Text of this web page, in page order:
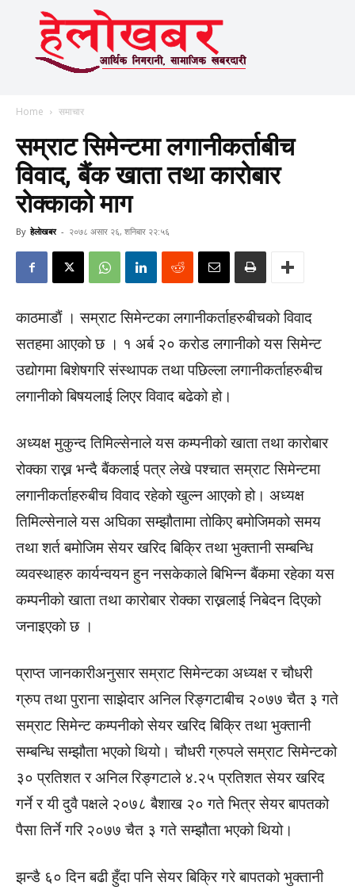
Home समाचार
सम्राट सिमेन्टमा लगानीकर्ताबीच
विवाद, बैंक खाता तथा कारोबार
रोक्काको माग
By हेलाेखबर - २०७८ असार २६, शनिबार २२:५६
काठमाडाैं । सम्राट सिमेन्टका लगानीकर्ताहरुबीचको विवाद
सतहमा आएको छ । १ अर्ब २० करोड लगानीको यस सिमेन्ट
उद्योगमा बिशेषगरि संस्थापक तथा पछिल्ला लगानीकर्ताहरुबीच
लगानीको बिषयलाई लिएर विवाद बढेको हो।
अध्यक्ष मुकुन्द तिमिल्सेनाले यस कम्पनीको खाता तथा कारोबार
रोक्का राख्न भन्दै बैंकलाई पत्र लेखे पश्चात सम्राट सिमेन्टमा
लगानीकर्ताहरुबीच विवाद रहेको खुल्न आएको हो। अध्यक्ष
तिमिल्सेनाले यस अघिका सम्झौतामा तोकिए बमोजिमको समय
तथा शर्त बमोजिम सेयर खरिद बिक्रि तथा भुक्तानी सम्बन्धि
व्यवस्थाहरु कार्यन्वयन हुन नसकेकाले बिभिन्न बैंकमा रहेका यस
कम्पनीको खाता तथा कारोबार रोक्का राख्नलाई निबेदन दिएको
जनाइएकाे छ ।
प्राप्त जानकारीअनुसार सम्राट सिमेन्टका अध्यक्ष र चौधरी
ग्रुप तथा पुराना साझेदार अनिल रिङ्गटाबीच २०७७ चैत ३ गते
सम्राट सिमेन्ट कम्पनीको सेयर खरिद बिक्रि तथा भुक्तानी
सम्बन्धि सम्झौता भएको थियो। चौधरी ग्रुपले सम्राट सिमेन्टको
३० प्रतिशत र अनिल रिङ्गटाले ४.२५ प्रतिशत सेयर खरिद
गर्ने र यी दुवै पक्षले २०७८ बैशाख २० गते भित्र सेयर बापतको
पैसा तिर्ने गरि २०७७ चैत ३ गते सम्झौता भएको थियो।
झन्डै ६० दिन बढी हुँदा पनि सेयर बिक्रि गरे बापतको भुक्तानी